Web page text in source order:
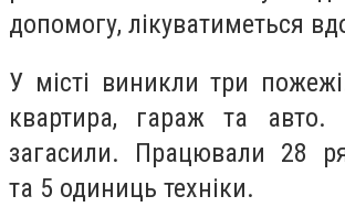
допомогу, лікуватиметься
У місті виникли три
квартира, гараж та авто.
загасили. Працювали 28
та 5 одиниць техніки.